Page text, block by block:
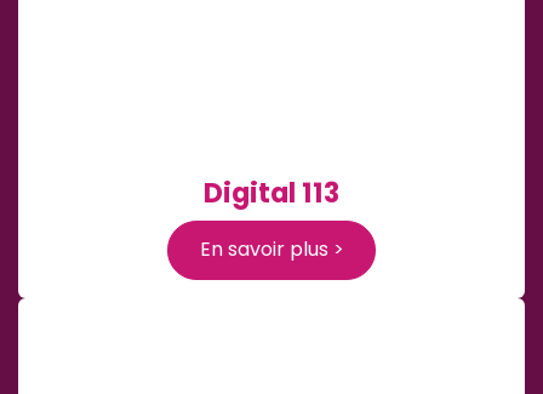
Digital 113
En savoir plus >